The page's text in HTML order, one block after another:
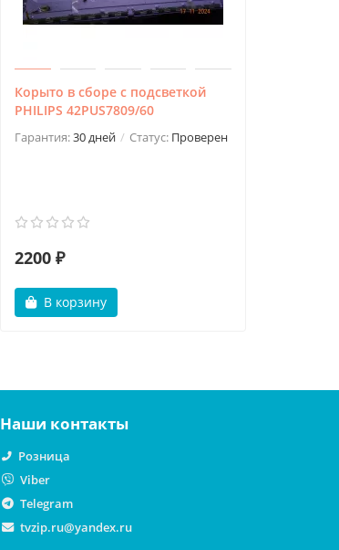
Корыто в сборе с подсветкой
PHILIPS 42PUS7809/60
Гарантия:30 дней Статус: Проверен
2200 ₽
В корзину
Наши контакты
Розница
Viber
Telegram
tvzip.ru@yandex.ru